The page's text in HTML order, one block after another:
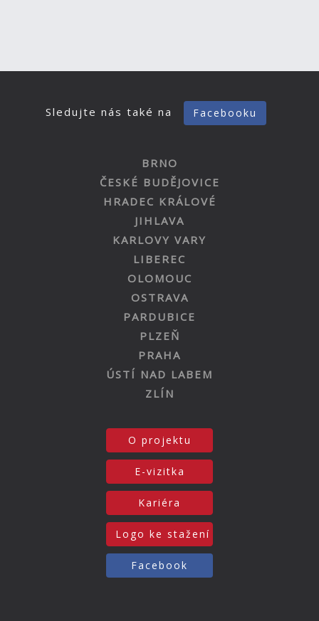
Sledujte nás také na Facebooku
BRNO
ČESKÉ BUDĚJOVICE
HRADEC KRÁLOVÉ
JIHLAVA
KARLOVY VARY
LIBEREC
OLOMOUC
OSTRAVA
PARDUBICE
PLZEŇ
PRAHA
ÚSTÍ NAD LABEM
ZLÍN
O projektu
E-vizitka
Kariéra
Logo ke stažení
Facebook